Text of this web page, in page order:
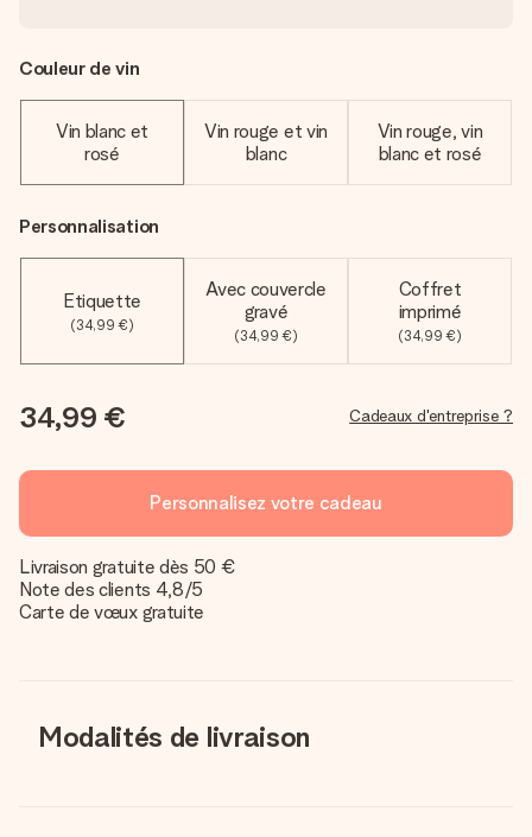
Couleur de vin
Vin blanc et
rosé
Vin rouge et vin
blanc
Vin rouge, vin
blanc et rosé
Personnalisation
Etiquette
(34,99 €)
Avec couvercle
gravé
(34,99 €)
Coffret
imprimé
(34,99 €)
34,99 € Cadeaux d'entreprise ?
Personnalisez votre cadeau
Livraison gratuite dès 50 €
Note des clients 4,8/5
Carte de vœux gratuite
Modalités de livraison